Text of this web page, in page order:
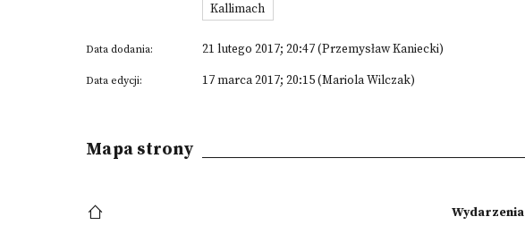
Kallimach
Data dodania: 21 lutego 2017; 20:47 (Przemysław Kaniecki)
Data edycji: 17 marca 2017; 20:15 (Mariola Wilczak)
Mapa strony
Wydarzenia